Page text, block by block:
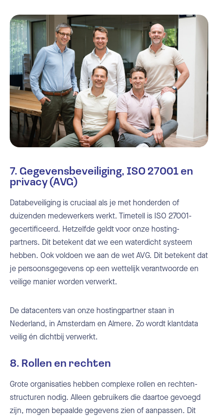
7. Gegevensbeveiliging, ISO 27001 en
privacy (AVG)
Databeveiliging is cruciaal als je met honderden of
duizenden medewerkers werkt. Timetell is ISO 27001-
gecertificeerd. Hetzelfde geldt voor onze hosting-
partners. Dit betekent dat we een waterdicht systeem
hebben. Ook voldoen we aan de wet AVG. Dit betekent dat
je persoonsgegevens op een wettelijk verantwoorde en
veilige manier worden verwerkt.
De datacenters van onze hostingpartner staan in
Nederland, in Amsterdam en Almere. Zo wordt klantdata
veilig én dichtbij verwerkt.
8. Rollen en rechten
Grote organisaties hebben complexe rollen en rechten-
structuren nodig. Alleen gebruikers die daartoe gevoegd
zijn, mogen bepaalde gegevens zien of aanpassen. Dit